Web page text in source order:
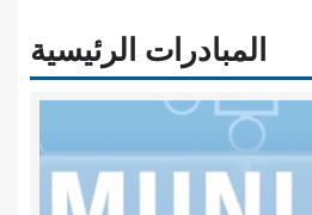
المبادرات الرئيسية